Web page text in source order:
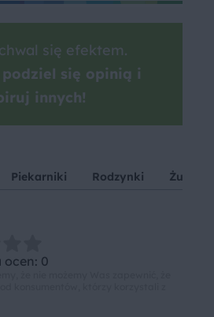
się efektem.
się opinią i
innych!
Piekarniki Rodzynki
ocen: 0